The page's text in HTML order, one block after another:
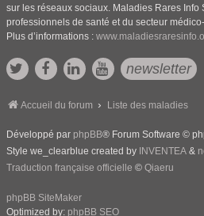
sur les réseaux sociaux. Maladies Rares Info
professionnels de santé et du secteur
Plus d’informations :
newsletter
Accueil du forum Liste des maladies
Développé par phpBB® Forum Software ©
Style we_clearblue created by INVENTEA &
Traduction française officielle © Qiaeru
phpBB SiteMaker
Optimized by: phpBB SEO